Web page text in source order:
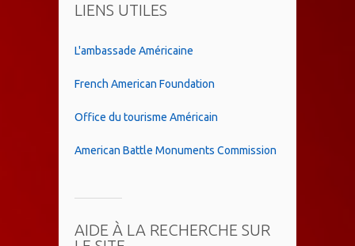
LIENS UTILES
L'ambassade Américaine
French American Foundation
Office du tourisme Américain
American Battle Monuments Commission
AIDE À LA RECHERCHE SUR